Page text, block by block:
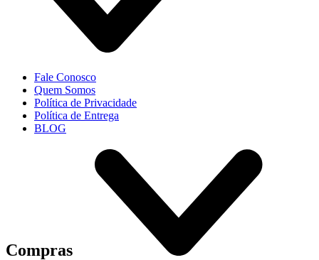
Fale Conosco
Quem Somos
Política de Privacidade
Política de Entrega
BLOG
Compras